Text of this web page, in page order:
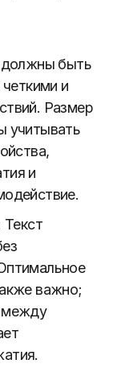
должны быть
и
Размер
учитывать
и
Текст
важно;
между